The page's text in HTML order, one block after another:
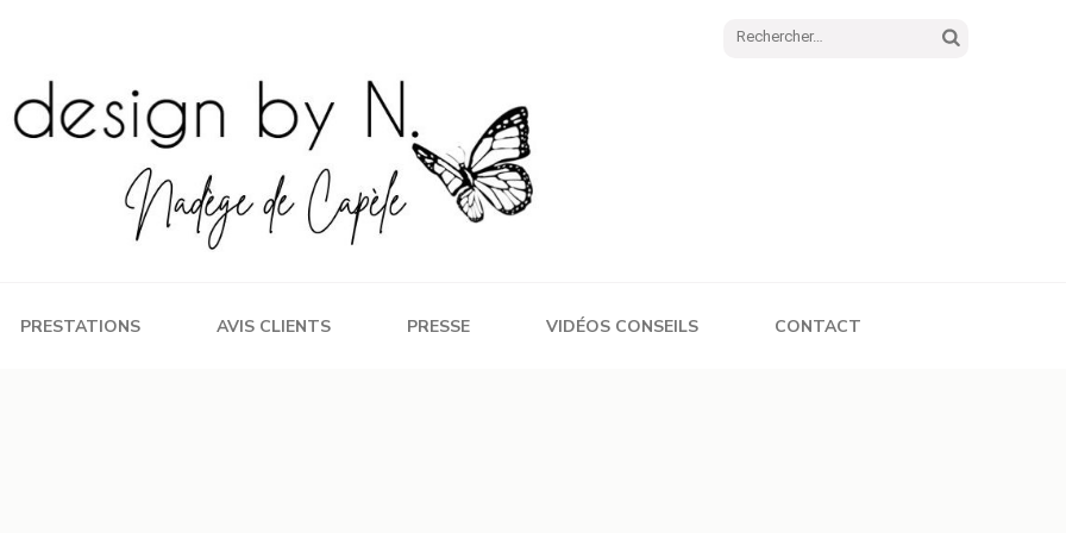
Rechercher :
PRESTATIONS AVIS CLIENTS PRESSE VIDÉOS CONSEILS CONTACT